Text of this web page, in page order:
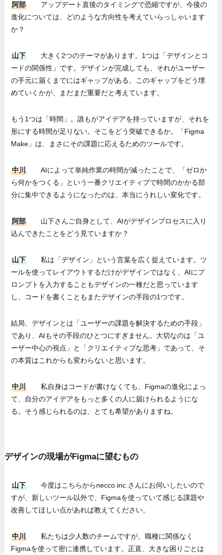
阿部
アップデート直後のタイミングで恐縮ですが、今後の
進化については、どのような方向性を考えていらっしゃいます
か？
山下
大きく2つのテーマがあります。1つは「デザインとコ
ードの関係性」です。デザインが完成しても、それがユーザー
の手元に届くまでにはギャップがある。このギャップをどう埋
めていくかが、まだまだ重要だと考えています。
もう1つは「時間」。誰もがアイデアを持っていますが、それを
形にする時間が足りない。そこをどう突破できるか。「Figma
Make」は、まさにその課題に応えるためのツールです。
中川
AIによって単純作業の時間が減ったことで、「ゼロか
ら何かをつくる」という一番クリエイティブで時間のかかる部
分に集中できるようになったのは、本当にうれしい変化です。
阿部
山下さんご自身として、AIがデザインプロセスに入り
込んできたことをどう見ていますか？
山下
私は「デザイン」という言葉を広く捉えています。ツ
ールを使ってレイアウトするだけがデザインではなく、AIにプ
ロンプトを入力することもデザインの一種だと思っています
し、コードを書くこともまたデザインの手段の1つです。
結局、デザインとは「ユーザーの課題を解決するための手段」
であり、AIもその手段のひとつにすぎません。大切なのは「ユ
ーザー中心の視点」と「クリエイティブな思考」であって、そ
の本質はこれからも変わらないと思います。
中川
私自身はコードが書けなくても、Figmaの進化によっ
て、自分のアイデアをもっと多くの人に届けられるようにな
る。そう感じられるのは、とても希望がありますね。
デザインの現場がFigmaに望むもの
山下
今度はこちらからnecco inc.さんにお伺いしたいので
すが、新しいツール以外で、Figmaを使っていて感じる課題や
改善してほしい点があれば教えてください。
中川
私たちは少人数のチームですが、職種に関係なく
Figmaを使って密に連携しています。正直、大きな困りごとは